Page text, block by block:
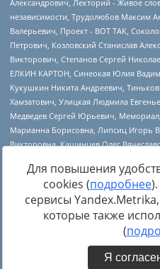
Источник:https://
inostrannyih-agentov-22-03-
Для повышения
cookies (подробнее
сервисы
которые также
(
Я